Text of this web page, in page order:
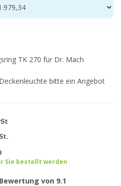
TK 270 für Dr. Mach
bitte ein Angebot
Sie bestellt werden
von 9.1